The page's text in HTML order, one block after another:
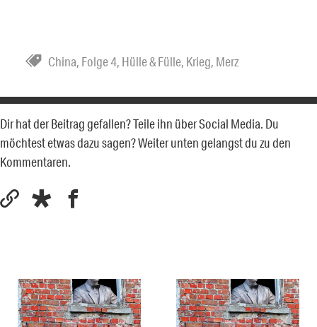
China, Folge 4, Hülle & Fülle, Krieg, Merz
Dir hat der Beitrag gefallen? Teile ihn über Social Media. Du
möchtest etwas dazu sagen? Weiter unten gelangst du zu den
Kommentaren.